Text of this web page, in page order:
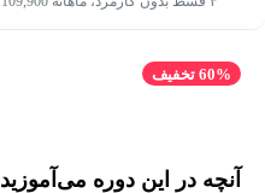
60% تخفیف
آنچه در این دوره می‌آموزید